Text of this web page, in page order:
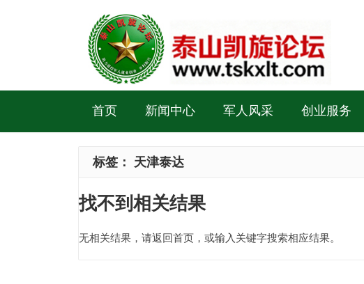
首页 新闻中心 军人风采 创业服务
标签： 天津泰达
找不到相关结果
无相关结果，请返回首页，或输入关键字搜索相应结果。